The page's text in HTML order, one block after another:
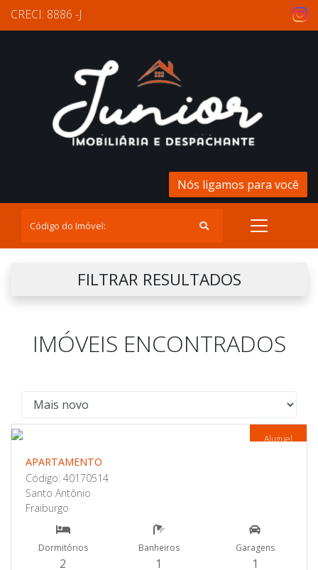
CRECI: 8886 -J
Nós ligamos para você
FILTRAR RESULTADOS
IMÓVEIS ENCONTRADOS
Aluguel
APARTAMENTO
Código: 40170514
Santo Antônio
Fraiburgo
Dormitórios
2
Banheiros
1
Garagens
1